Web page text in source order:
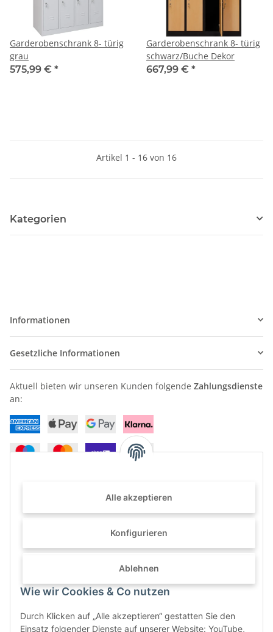
Alle akzeptieren
Konfigurieren
Ablehnen
Wie wir Cookies & Co nutzen
Durch Klicken auf „Alle akzeptieren“ gestatten Sie den
Einsatz folgender Dienste auf unserer Website: YouTube,
Garderobenschrank 8- türig
grau
575,99 € *
Garderobenschrank 8- türig
schwarz/Buche Dekor
667,99 € *
Artikel 1 - 16 von 16
Kategorien
Informationen
Gesetzliche Informationen
Aktuell bieten wir unseren Kunden folgende Zahlungsdienste
an:
Haben Sie Fragen? Können wir Ihnen weiterhelfen?
+49 (0) 2822 96 80 0
Tackenweide 25 · 46446 Emmerich